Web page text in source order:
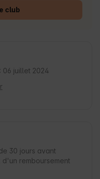
club
06 juillet 2024
30 jours avant
remboursement